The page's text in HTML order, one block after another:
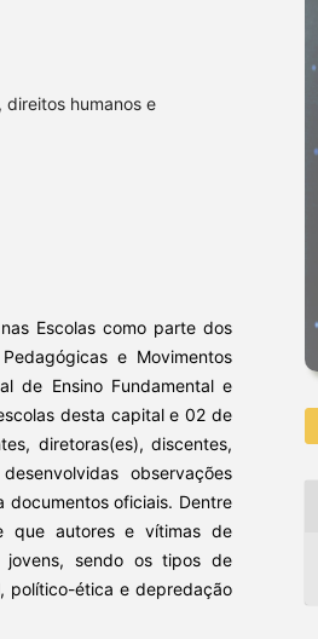
humanos e
Escolas como parte dos
e Movimentos
de Ensino Fundamental e
desta capital e 02 de
diretoras(es), discentes,
observações
documentos oficiais. Dentre
que autores e vítimas de
jovens, sendo os tipos de
político-ética e depredação